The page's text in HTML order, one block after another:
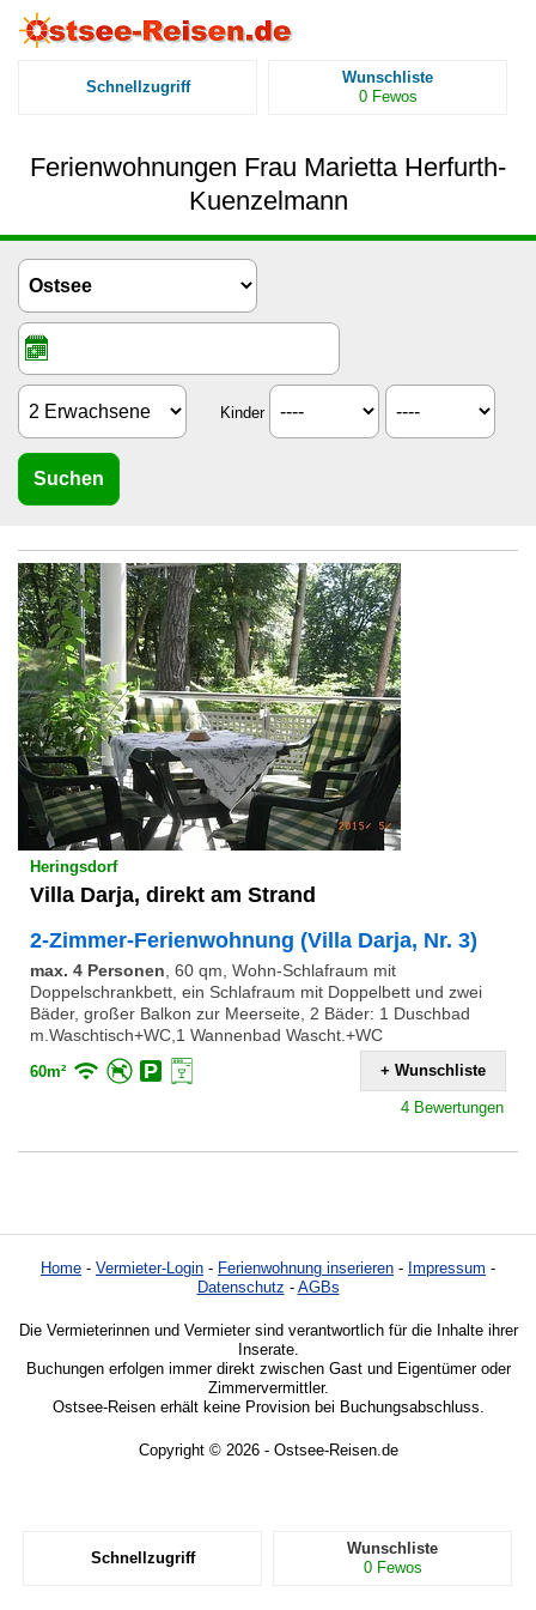
Schnellzugriff
Wunschliste
0 Fewos
Ferienwohnungen Frau Marietta Herfurth-
Kuenzelmann
Kinder
Heringsdorf
Villa Darja, direkt am Strand
2-Zimmer-Ferienwohnung (Villa Darja, Nr. 3)
max. 4 Personen, 60 qm, Wohn-Schlafraum mit
Doppelschrankbett, ein Schlafraum mit Doppelbett und zwei
Bäder, großer Balkon zur Meerseite, 2 Bäder: 1 Duschbad
m.Waschtisch+WC,1 Wannenbad Wascht.+WC
60m² + Wunschliste
4 Bewertungen
Home - Vermieter-Login - Ferienwohnung inserieren - Impressum -
Datenschutz - AGBs
Die Vermieterinnen und Vermieter sind verantwortlich für die Inhalte ihrer
Inserate.
Buchungen erfolgen immer direkt zwischen Gast und Eigentümer oder
Zimmervermittler.
Ostsee-Reisen erhält keine Provision bei Buchungsabschluss.
Copyright © 2026 - Ostsee-Reisen.de
Schnellzugriff
Wunschliste
0 Fewos